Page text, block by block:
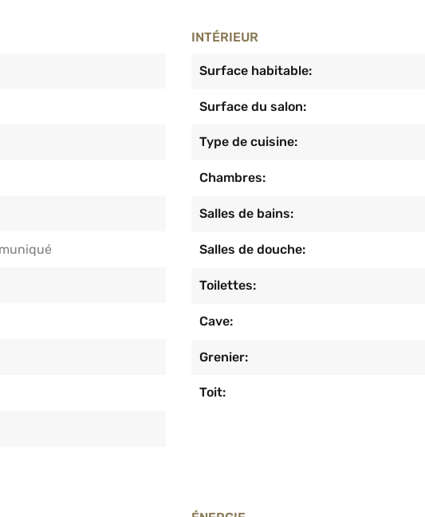
INTÉRIEUR
Surface habitable:
Surface du salon:
Type de cuisine:
Chambres:
Salles de bains:
Salles de douche:
Toilettes:
Cave:
Grenier:
Toit: